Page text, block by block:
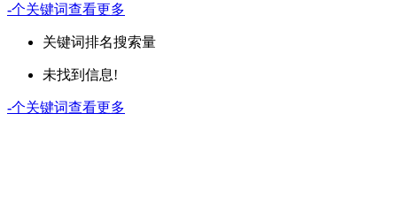
-个关键词查看更多
关键词排名搜索量
未找到信息!
-个关键词查看更多